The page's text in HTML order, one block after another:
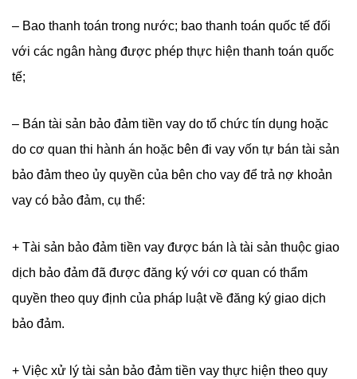
– Bao thanh toán trong nước; bao thanh toán quốc tế đối
với các ngân hàng được phép thực hiện thanh toán quốc
tế;
– Bán tài sản bảo đảm tiền vay do tổ chức tín dụng hoặc
do cơ quan thi hành án hoặc bên đi vay vốn tự bán tài sản
bảo đảm theo ủy quyền của bên cho vay để trả nợ khoản
vay có bảo đảm, cụ thể:
+ Tài sản bảo đảm tiền vay được bán là tài sản thuộc giao
dịch bảo đảm đã được đăng ký với cơ quan có thẩm
quyền theo quy định của pháp luật về đăng ký giao dịch
bảo đảm.
+ Việc xử lý tài sản bảo đảm tiền vay thực hiện theo quy